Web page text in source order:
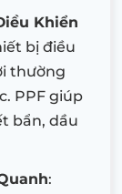
Khiển
bị điều
thường
PPF giúp
bẩn, dầu
: